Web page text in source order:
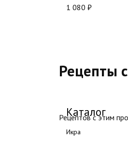
1 080 ₽
Рецепты
Рецептов с этим
Каталог
Икра